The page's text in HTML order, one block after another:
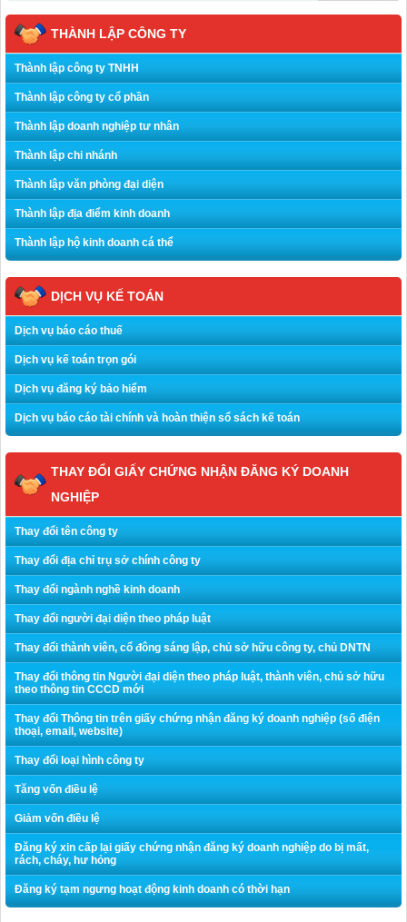
THÀNH LẬP CÔNG TY
Thành lập công ty TNHH
Thành lập công ty cổ phần
Thành lập doanh nghiệp tư nhân
Thành lập chi nhánh
Thành lập văn phòng đại diện
Thành lập địa điểm kinh doanh
Thành lập hộ kinh doanh cá thể
DỊCH VỤ KẾ TOÁN
Dịch vụ báo cáo thuế
Dịch vụ kế toán trọn gói
Dịch vụ đăng ký bảo hiểm
Dịch vụ báo cáo tài chính và hoàn thiện sổ sách kế toán
THAY ĐỔI GIẤY CHỨNG NHẬN ĐĂNG KÝ DOANH
NGHIỆP
Thay đổi tên công ty
Thay đổi địa chỉ trụ sở chính công ty
Thay đổi ngành nghề kinh doanh
Thay đổi người đại diện theo pháp luật
Thay đổi thành viên, cổ đông sáng lập, chủ sở hữu công ty, chủ DNTN
Thay đổi thông tin Người đại diện theo pháp luật, thành viên, chủ sở hữu
theo thông tin CCCD mới
Thay đổi Thông tin trên giấy chứng nhận đăng ký doanh nghiệp (số điện
thoại, email, website)
Thay đổi loại hình công ty
Tăng vốn điều lệ
Giảm vốn điều lệ
Đăng ký xin cấp lại giấy chứng nhận đăng ký doanh nghiệp do bị mất,
rách, cháy, hư hỏng
Đăng ký tạm ngưng hoạt động kinh doanh có thời hạn